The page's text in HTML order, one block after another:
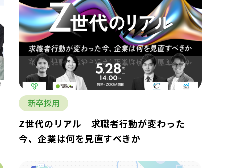
新卒採用
Z世代のリアル─求職者行動が変わった
今、企業は何を見直すべきか